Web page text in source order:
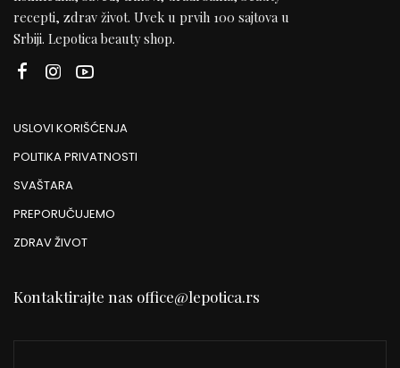
recepti, zdrav život. Uvek u prvih 100 sajtova u
Srbiji. Lepotica beauty shop.
USLOVI KORIŠĆENJA
POLITIKA PRIVATNOSTI
SVAŠTARA
PREPORUČUJEMO
ZDRAV ŽIVOT
Kontaktirajte nas office@lepotica.rs